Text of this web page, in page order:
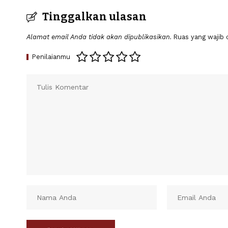
Tinggalkan ulasan
Alamat email Anda tidak akan dipublikasikan. Ruas yang wajib
Penilaianmu